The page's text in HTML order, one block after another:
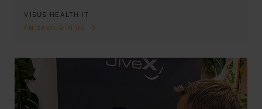
VISUS HEALTH IT
EN SAVOIR PLUS